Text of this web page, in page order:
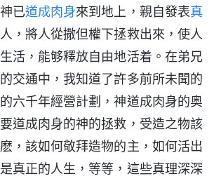
已道成肉身來到地上，親自發表真
，將人從撒但權下拯救出來，使人
活，能够釋放自由地活着。在弟兄
交通中，我知道了許多前所未聞的
六千年經營計劃，神道成肉身的奥
道成肉身的神的拯救，受造之物該
，該如何敬拜造物的主，如何活出
真正的人生，等等，這些真理深深